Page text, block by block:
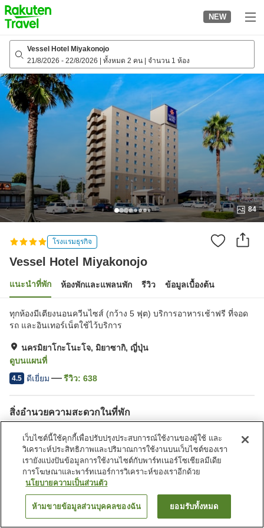
to
top
page
NEW
Vessel Hotel Miyakonojo
21/8/2026 - 22/8/2026 ทั้งหมด 2 คน จำนวน 1 ห้อง
84
โรงแรมธุรกิจ
Vessel Hotel Miyakonojo
แนะนำที่พัก ห้องพักและแพลนพัก รีวิว ข้อมูลเบื้องต้น
ทุกห้องมีเตียงนอนควีนไซส์ (กว้าง 5 ฟุต) บริการอาหารเช้าฟรี ที่จอด
รถ และอินเทอร์เน็ตใช้ไว้บริการ
นครมิยาโกะโนะโจ, มิยาซากิ, ญี่ปุ่น
ดูบนแผนที่
4.5 ดีเยี่ยม รีวิว: 638
สิ่งอำนวยความสะดวกในที่พัก
เลานจ์
ตู้จำหน่ายอัตโนมัติ
หน้าแรก ญี่ปุ่น มิยาซากิ
นครมิยาโกะโนะโจ
Vessel Hotel Miyakonojo
ค้นหาห้องพัก
เว็บไซต์นี้ใช้คุกกี้เพื่อปรับปรุงประสบการณ์ใช้งานของผู้ใช้ และ
วิเคราะห์ประสิทธิภาพและปริมาณการใช้งานบนเว็บไซต์ของเรา
เรายังแบ่งปันข้อมูลการใช้งานไซต์กับพาร์ทเนอร์โซเชียลมีเดีย
การโฆษณาและพาร์ทเนอร์การวิเคราะห์ของเราอีกด้วย
นโยบายความเป็นส่วนตัว
ห้ามขายข้อมูลส่วนบุคคลของฉัน ยอมรับทั้งหมด